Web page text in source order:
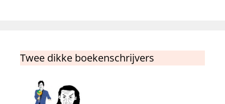
Twee dikke boekenschrijvers